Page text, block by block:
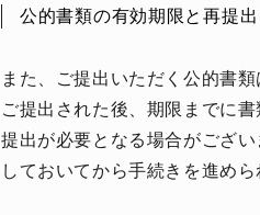
公的書類の有効期限と再提出
また、ご提出いただく公的書
ご提出された後、期限までに
提出が必要となる場合がござ
しておいてから手続きを進め